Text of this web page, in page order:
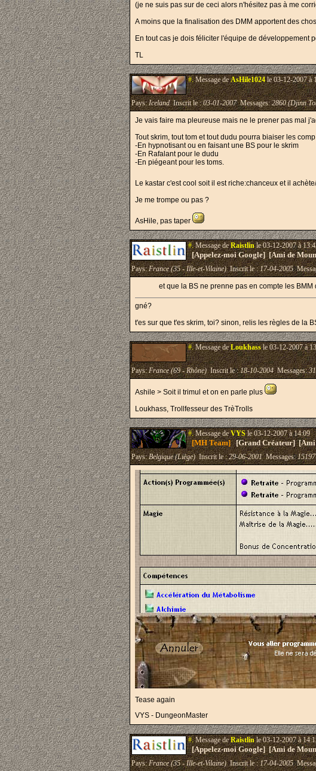
(je ne suis pas sur de ceci alors n'hésitez pas à me
A moins que la finalisation des DMM apportent des
En tout cas je dois féliciter l'équipe de développement
TL
#.Message deAsHile1024le 03-12-2007 à
Pays:IcelandInscrit le :03-01-2007Messages:2860 (Djinn
Je vais faire ma pleureuse mais ne le prener pas mal
Tout skrim, tout tom et tout dudu pourra biaiser les
-En hypnotisant ou en faisant une BS pour le skrim
-En Rafalant pour le dudu
-En piégeant pour les toms.
Le kastar c'est cool soit il est riche:chanceux et il
Je me trompe ou pas ?
AsHile, pas taper
#.Message deRaistlinle 03-12-2007 à
[Appelez-moi Google] [Ami de
Pays:France (35 - Ille-et-Vilaine)Inscrit le :17-04-2005
et que la BS ne prenne pas en compte les BMM
gné?
t'es sur que t'es skrim, toi? sinon, relis les règles de la
#.Message deLoukhassle 03-12-2007 à
Pays:France (69 - Rhône)Inscrit le :18-10-2004Messages:
Ashile > Soit il trimul et on en parle plus
Loukhass, Trollfesseur des TrèTrolls
#.Message deVYSle 03-12-2007 à 14:09
[MH Team][Grand Créateur] [Ami
Pays:Belgique (Liège)Inscrit le :29-06-2001Messages:
Tease again
VYS - DungeonMaster
#.Message deRaistlinle 03-12-2007 à
[Appelez-moi Google] [Ami de
Pays:France (35 - Ille-et-Vilaine)Inscrit le :17-04-2005